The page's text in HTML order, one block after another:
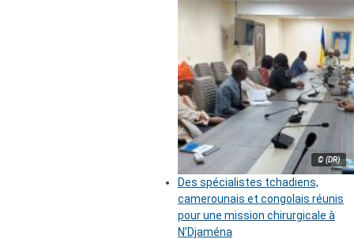
© (DR)
Des spécialistes tchadiens,
camerounais et congolais réunis
pour une mission chirurgicale à
N’Djaména